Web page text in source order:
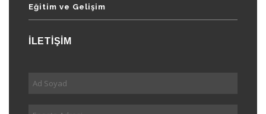
Eğitim ve Gelişim
İLETİŞİM